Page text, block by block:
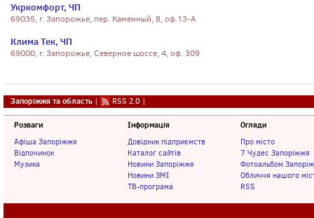
Укркомфорт, ЧП
69035, г. Запорожье, пер. Каменный, 8, оф.13-А
Клима Тек, ЧП
69000, г. Запорожье, Северное шоссе, 4, оф. 309
Запоріжжя та область | RSS 2.0 |
Розваги
Афіша Запоріжжя
Відпочинок
Музика
Інформація
Довідник підприємств
Каталог сайтів
Новини Запоріжжя
Новини ЗМІ
ТВ-програма
Огляди
Про місто
7 Чудес Запоріжжя
Фотоальбом
Обличчя нашого
RSS